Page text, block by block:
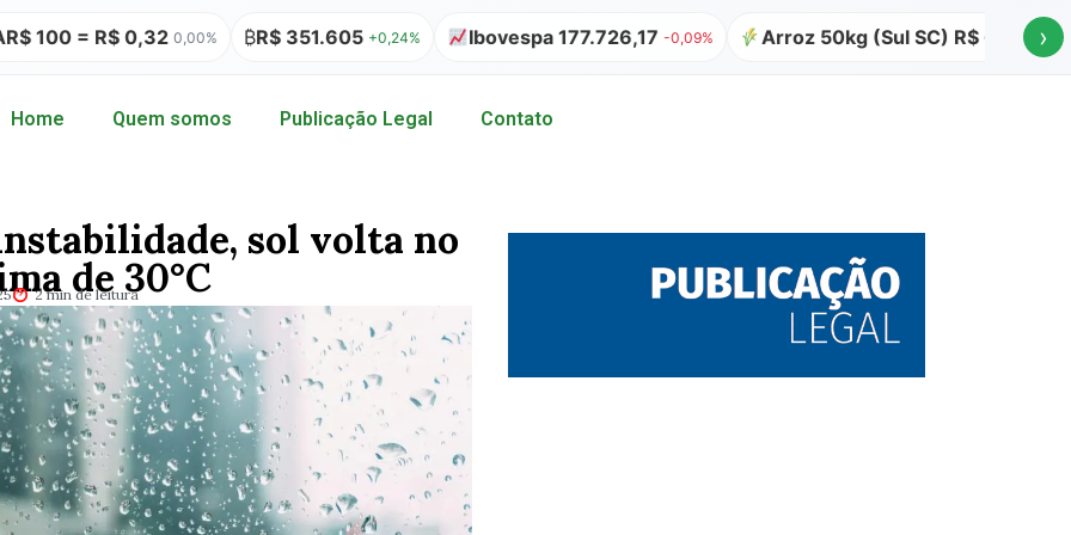
= R$ 0,32 0,00% ₿R$ 351.605 +0,24% Ibovespa 177.726,17 -0,09% Arroz 50kg (Sul SC) R$ 64,00 ›
Home Quem somos Publicação Legal Contato
sol volta no
de 30°C
2 min de leitura